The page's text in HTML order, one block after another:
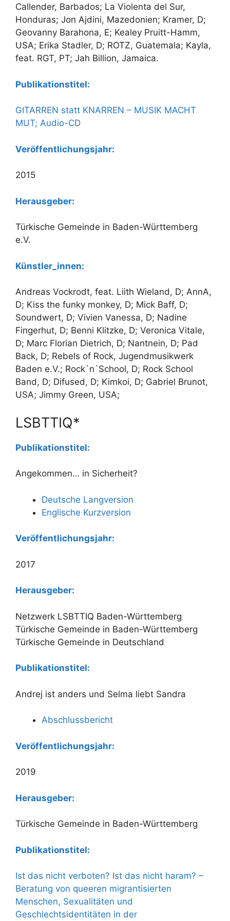
Callender, Barbados; La Violenta del Sur,
Honduras; Jon Ajdini, Mazedonien; Kramer, D;
Geovanny Barahona, E; Kealey Pruitt-Hamm,
USA; Erika Stadler, D; ROTZ, Guatemala; Kayla,
feat. RGT, PT; Jah Billion, Jamaica.
Publikationstitel:
GITARREN statt KNARREN – MUSIK MACHT
MUT; Audio-CD
Veröffentlichungsjahr:
2015
Herausgeber:
Türkische Gemeinde in Baden-Württemberg
e.V.
Künstler_innen:
Andreas Vockrodt, feat. Liith Wieland, D; AnnA,
D; Kiss the funky monkey, D; Mick Baff, D;
Soundwert, D; Vivien Vanessa, D; Nadine
Fingerhut, D; Benni Klitzke, D; Veronica Vitale,
D; Marc Florian Dietrich, D; Nantnein, D; Pad
Back, D; Rebels of Rock, Jugendmusikwerk
Baden e.V.; Rock`n`School, D; Rock School
Band, D; Difused, D; Kimkoi, D; Gabriel Brunot,
USA; Jimmy Green, USA;
LSBTTIQ*
Publikationstitel:
Angekommen… in Sicherheit?
Deutsche Langversion
Englische Kurzversion
Veröffentlichungsjahr:
2017
Herausgeber:
Netzwerk LSBTTIQ Baden-Württemberg
Türkische Gemeinde in Baden-Württemberg
Türkische Gemeinde in Deutschland
Publikationstitel:
Andrej ist anders und Selma liebt Sandra
Abschlussbericht
Veröffentlichungsjahr:
2019
Herausgeber:
Türkische Gemeinde in Baden-Württemberg
Publikationstitel:
Ist das nicht verboten? Ist das nicht haram? –
Beratung von queeren migrantisierten
Menschen, Sexualitäten und
Geschlechtsidentitäten in der